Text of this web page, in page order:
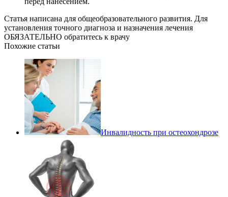
Статья написана для общеобразовательного развития. Для
установления точного диагноза и назначения лечения
ОБЯЗАТЕЛЬНО обратитесь к врачу
Похожие статьи
Инвалидность при остеохондрозе